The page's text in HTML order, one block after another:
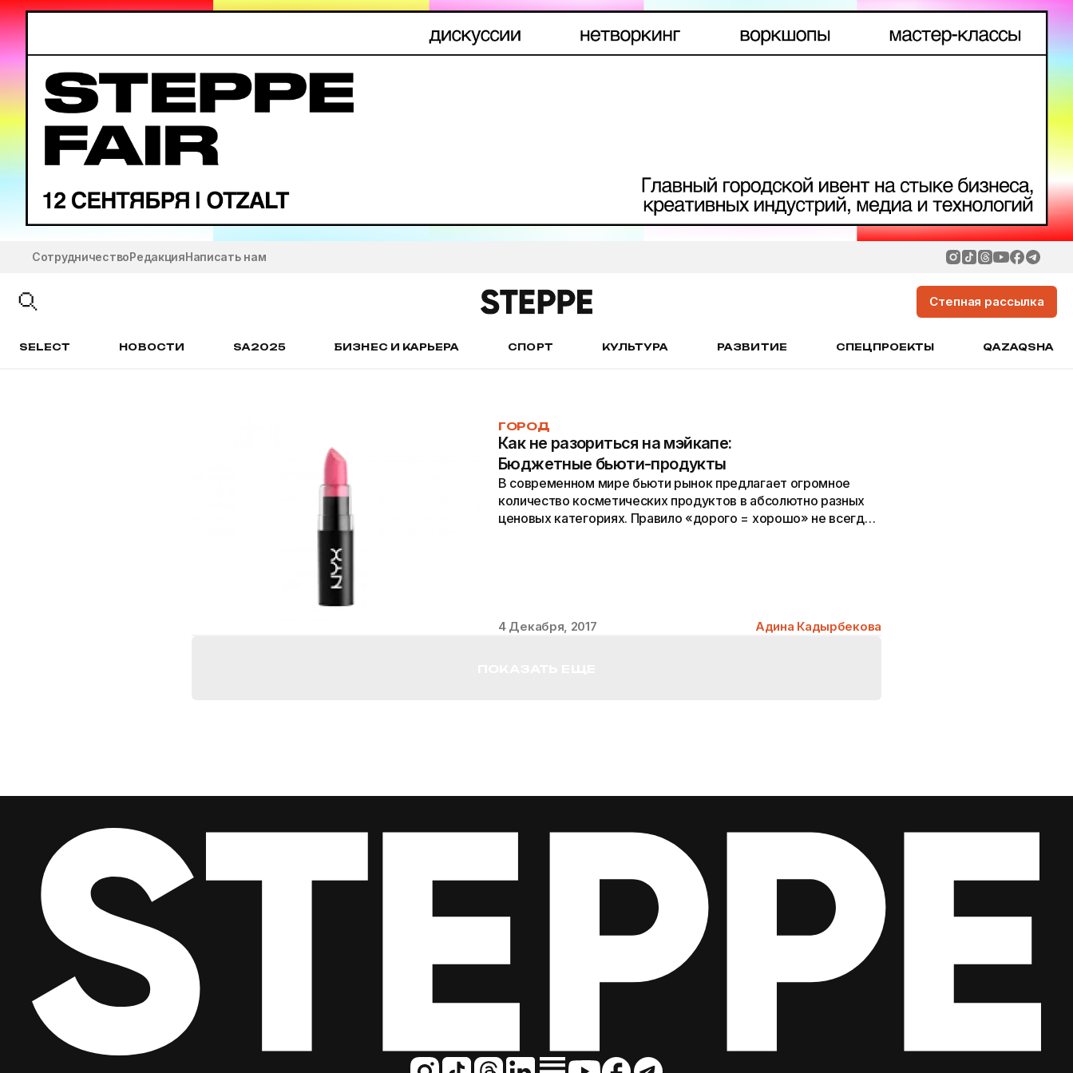
СотрудничествоРедакцияНаписать нам
Степная рассылка
SELECT НОВОСТИ SA2025 БИЗНЕС И КАРЬЕРА СПОРТ КУЛЬТУРА РАЗВИТИЕ СПЕЦПРОЕКТЫ QAZAQSHA
ГОРОД
Как не разориться на мэйкапе:
Бюджетные бьюти-продукты
В современном мире бьюти рынок предлагает огромное
количество косметических продуктов в абсолютно разных
ценовых категориях. Правило «дорого = хорошо» не всегда
4 Декабря, 2017 Адина Кадырбекова